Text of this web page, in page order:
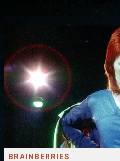
de Australia ha desafiado la